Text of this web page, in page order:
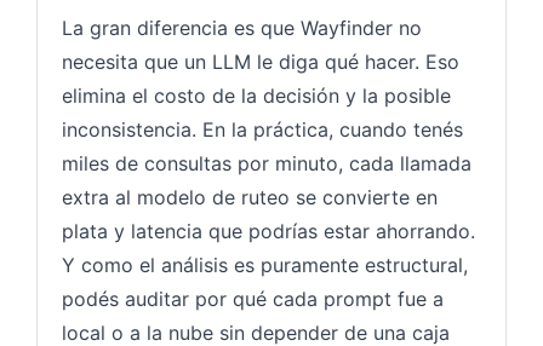
La gran diferencia es que Wayfinder no
necesita que un LLM le diga qué hacer. Eso
elimina el costo de la decisión y la posible
inconsistencia. En la práctica, cuando tenés
miles de consultas por minuto, cada llamada
extra al modelo de ruteo se convierte en
plata y latencia que podrías estar ahorrando.
Y como el análisis es puramente estructural,
podés auditar por qué cada prompt fue a
local o a la nube sin depender de una caja